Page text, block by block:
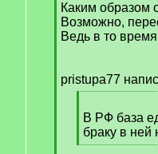
Каким образом
Возможно,
Ведь в то
pristupa77
q
]
В РФ база
браку в ней
[